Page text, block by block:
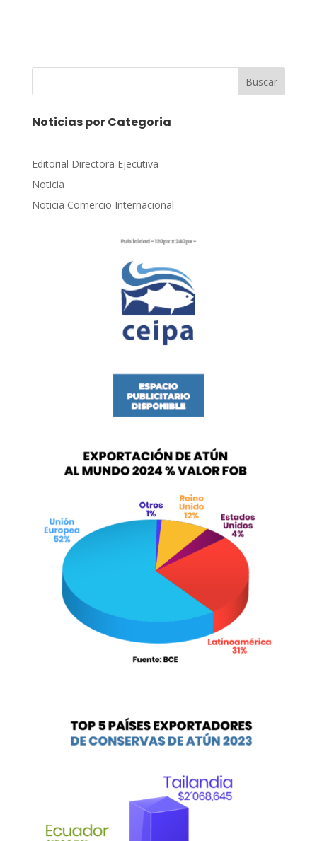
Buscar
Noticias por Categoria
Editorial Directora Ejecutiva
Noticia
Noticia Comercio Internacional